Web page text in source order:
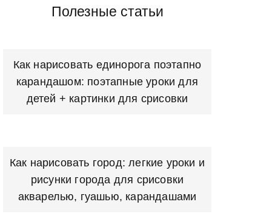
Полезные статьи
Как нарисовать единорога поэтапно
карандашом: поэтапные уроки для
детей + картинки для срисовки
Как нарисовать город: легкие уроки и
рисунки города для срисовки
акварелью, гуашью, карандашами